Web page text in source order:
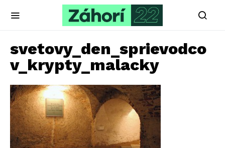
svetovy_den_sprievodco
v_krypty_malacky